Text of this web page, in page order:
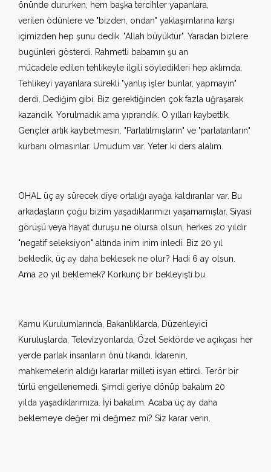
önünde dururken, hem başka tercihler yapanlara,
verilen ödünlere ve "bizden, ondan" yaklaşımlarına karşı
içimizden hep şunu dedik. "Allah büyüktür". Yaradan bizlere
bugünleri gösterdi. Rahmetli babamın şu an
mücadele edilen tehlikeyle ilgili söyledikleri hep aklımda.
Tehlikeyi yayanlara sürekli "yanlış işler bunlar, yapmayın"
derdi. Dediğim gibi. Biz gerektiğinden çok fazla uğraşarak
kazandık. Yorulmadık ama yıprandık. O yılları kaybettik.
Gençler artık kaybetmesin. "Parlatılmışların" ve "parlatanların"
kurbanı olmasınlar. Umudum var. Yeter ki ders alalım.
OHAL üç ay sürecek diye ortalığı ayağa kaldıranlar var. Bu
arkadaşların çoğu bizim yaşadıklarımızı yaşamamışlar. Siyasi
görüşü veya hayat duruşu ne olursa olsun, herkes 20 yıldır
"negatif seleksiyon" altında inim inim inledi. Biz 20 yıl
bekledik, üç ay daha beklesek ne olur? Hadi 6 ay olsun.
Ama 20 yıl beklemek? Korkunç bir bekleyişti bu.
Kamu Kurulumlarında, Bakanlıklarda, Düzenleyici
Kuruluşlarda, Televizyonlarda, Özel Sektörde ve açıkçası her
yerde parlak insanların önü tıkandı. İdarenin,
mahkemelerin aldığı kararlar milleti isyan ettirdi. Terör bir
türlü engellenemedi. Şimdi geriye dönüp bakalım 20
yılda yaşadıklarımıza. İyi bakalım. Acaba üç ay daha
beklemeye değer mi değmez mi? Siz karar verin.